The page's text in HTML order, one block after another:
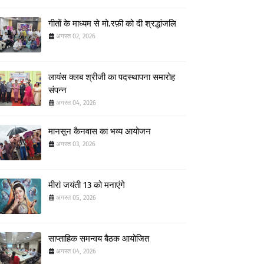
गीतों के माध्यम से मो.रफ़ी को दी श्रद्धांजलि
अगस्त 02, 2026
लायंस क्लब श्रीजी का पदस्थापना समारोह
संपन्न
अगस्त 04, 2026
मानसून कैनवास का भव्य आयोजन
अगस्त 03, 2026
मीरां जयंती 13 को मनाएंगे
अगस्त 05, 2026
साप्ताहिक समन्वय बैठक आयोजित
अगस्त 04, 2026